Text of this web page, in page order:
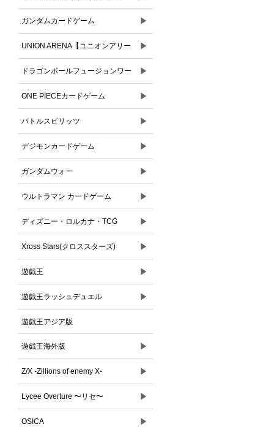
ードゲーム)
ムオーダー)
ガンダムカードゲーム ▶
UNION ARENA【ユニオンアリー
ナ】
▶
ドラゴンボールフュージョンワー
ルド
▶
ONE PIECEカードゲーム ▶
バトルスピリッツ ▶
デジモンカードゲーム ▶
ガンダムウォー ▶
ウルトラマン カードゲーム ▶
ディズニー・ロルカナ・TCG ▶
Xross Stars(クロススターズ) ▶
遊戯王 ▶
遊戯王ラッシュデュエル ▶
遊戯王アジア版
遊戯王海外版 ▶
Z/X -Zillions of enemy X- ▶
Lycee Overture 〜リセ〜 ▶
OSICA ▶